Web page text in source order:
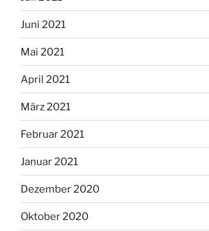
Juni 2021
Mai 2021
April 2021
März 2021
Februar 2021
Januar 2021
Dezember 2020
Oktober 2020